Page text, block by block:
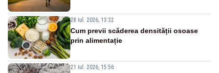
28 iul. 2026, 13:32
Cum previi scăderea densității osoase
prin alimentație
21 iul. 2026, 15:56